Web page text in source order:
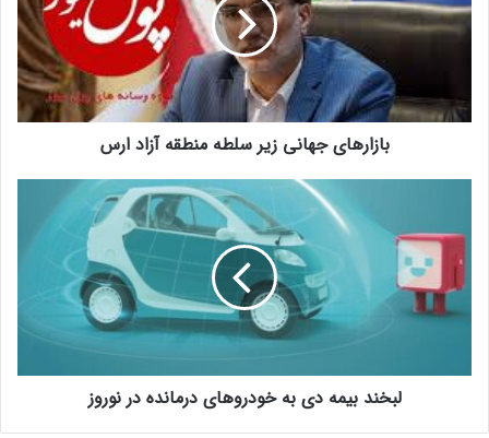
بازار‌های جهانی زیر سلطه منطقه آزاد ارس
لبخند بیمه دی به خودرو‌های درمانده در نوروز